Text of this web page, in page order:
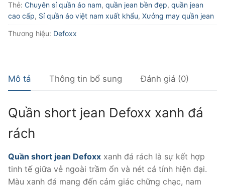
rách
số
lượng
Thẻ: Chuyên sỉ quần áo nam, quần jean bền đẹp, quần jean
cao cấp, Sỉ quần áo việt nam xuất khẩu, Xưởng may quần jean
Thương hiệu: Defoxx
Mô tả Thông tin bổ sung Đánh giá (0)
Quần short jean Defoxx xanh đá
rách
Quần short jean Defoxx xanh đá rách là sự kết hợp
tinh tế giữa vẻ ngoài trầm ổn và nét cá tính hiện đại.
Màu xanh đá mang đến cảm giác chững chạc, nam